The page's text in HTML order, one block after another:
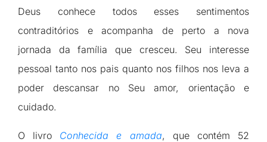
Deus conhece todos esses sentimentos
contraditórios e acompanha de perto a nova
jornada da família que cresceu. Seu interesse
pessoal tanto nos pais quanto nos filhos nos leva a
poder descansar no Seu amor, orientação e
cuidado.
O livro Conhecida e amada, que contém 52